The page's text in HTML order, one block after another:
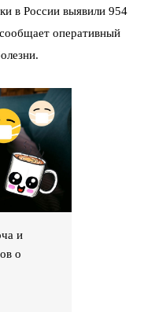
в России выявили 954
оперативный
и
о